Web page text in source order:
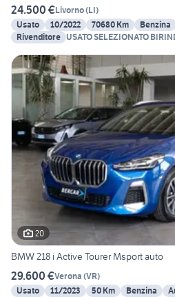
24.500 €Livorno(LI)
Usato
10/2022 70680 Km Benzina
Rivenditore USATO SELEZIONATO
20
BMW 218 i Active Tourer Msport auto
29.600 €Verona (VR)
Usato
11/2023 50 Km Benzina